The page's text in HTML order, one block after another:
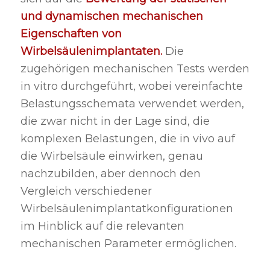
und dynamischen mechanischen
Eigenschaften von
Wirbelsäulenimplantaten. Die
zugehörigen mechanischen Tests werden
in vitro durchgeführt, wobei vereinfachte
Belastungsschemata verwendet werden,
die zwar nicht in der Lage sind, die
komplexen Belastungen, die in vivo auf
die Wirbelsäule einwirken, genau
nachzubilden, aber dennoch den
Vergleich verschiedener
Wirbelsäulenimplantatkonfigurationen
im Hinblick auf die relevanten
mechanischen Parameter ermöglichen.